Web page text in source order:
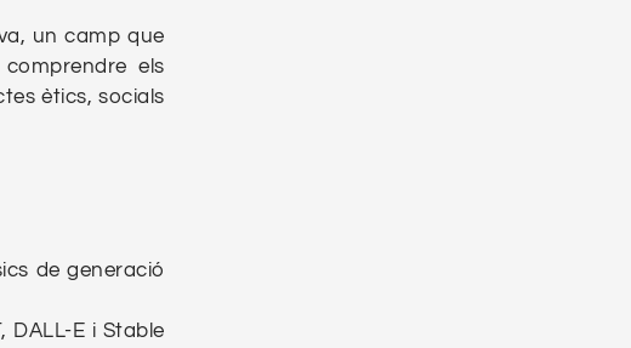
un camp que
els
ètics, socials
de generació
DALL-E i Stable